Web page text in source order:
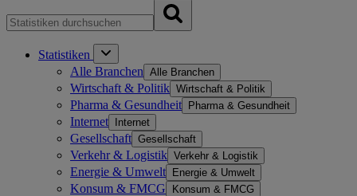
Statistiken
Alle Branchen Alle Branchen
Wirtschaft & Politik Wirtschaft & Politik
Pharma & Gesundheit Pharma & Gesundheit
Internet Internet
Gesellschaft Gesellschaft
Verkehr & Logistik Verkehr & Logistik
Energie & Umwelt Energie & Umwelt
Konsum & FMCG Konsum & FMCG